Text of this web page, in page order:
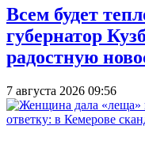
Всем будет
губернатор
радостную
7 августа 2026 09:56